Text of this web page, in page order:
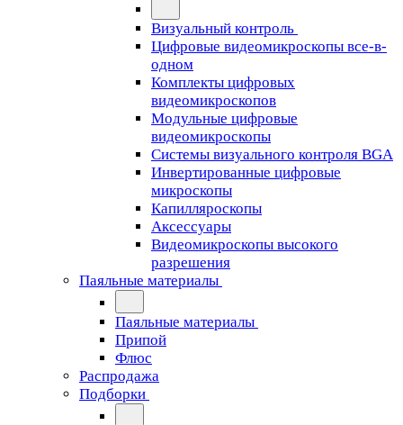
Визуальный контроль
Цифровые видеомикроскопы все-в-
одном
Комплекты цифровых
видеомикроскопов
Модульные цифровые
видеомикроскопы
Cистемы визуального контроля BGA
Инвертированные цифровые
микроскопы
Капилляроскопы
Аксессуары
Видеомикроскопы высокого
разрешения
Паяльные материалы
Паяльные материалы
Припой
Флюс
Распродажа
Подборки